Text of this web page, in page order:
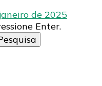
de 2025
Enter.